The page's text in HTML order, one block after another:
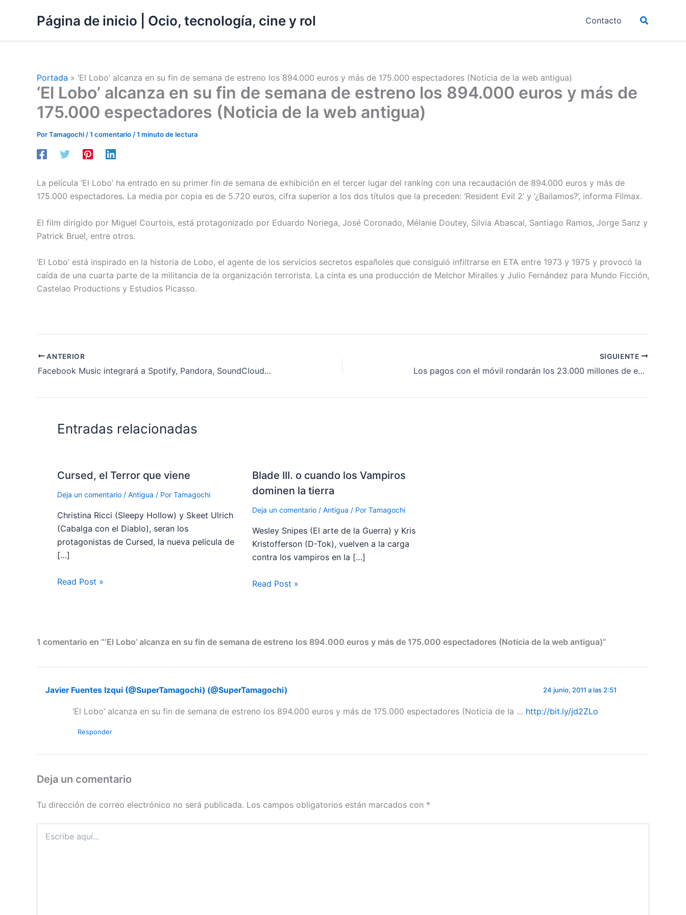
Página de inicio | Ocio, tecnología, cine y rol Contacto Buscar
Portada » ‘El Lobo’ alcanza en su fin de semana de estreno los 894.000 euros y más de 175.000 espectadores (Noticia de la web antigua)
‘El Lobo’ alcanza en su fin de semana de estreno los 894.000 euros y más de
175.000 espectadores (Noticia de la web antigua)
PorTamagochi /1 comentario /1 minuto de lectura
La película ‘El Lobo’ ha entrado en su primer fin de semana de exhibición en el tercer lugar del ranking con una recaudación de 894.000 euros y más de
175.000 espectadores. La media por copia es de 5.720 euros, cifra superior a los dos títulos que la preceden: ‘Resident Evil 2’ y ‘¿Bailamos?’, informa Filmax.
El film dirigido por Miguel Courtois, está protagonizado por Eduardo Noriega, José Coronado, Mélanie Doutey, Silvia Abascal, Santiago Ramos, Jorge Sanz y
Patrick Bruel, entre otros.
‘El Lobo’ está inspirado en la historia de Lobo, el agente de los servicios secretos españoles que consiguió infiltrarse en ETA entre 1973 y 1975 y provocó la
caída de una cuarta parte de la militancia de la organización terrorista. La cinta es una producción de Melchor Miralles y Julio Fernández para Mundo Ficción,
Castelao Productions y Estudios Picasso.
ANTERIOR
Facebook Music integrará a Spotify, Pandora, SoundCloud e iTunes
SIGUIENTE
Los pagos con el móvil rondarán los 23.000 millones de euros en Europa para 2017
Entradas relacionadas
Cursed, el Terror que viene
Deja un comentario / Antigua / Por Tamagochi
Christina Ricci (Sleepy Hollow) y Skeet Ulrich
(Cabalga con el Diablo), seran los
protagonistas de Cursed, la nueva pelicula de
[…]
Read Post »
Blade III. o cuando los Vampiros
dominen la tierra
Deja un comentario / Antigua / Por Tamagochi
Wesley Snipes (El arte de la Guerra) y Kris
Kristofferson (D-Tok), vuelven a la carga
contra los vampiros en la […]
Read Post »
1 comentario en “‘El Lobo’ alcanza en su fin de semana de estreno los 894.000 euros y más de 175.000 espectadores (Noticia de la web antigua)”
Javier Fuentes Izqui (@SuperTamagochi) (@SuperTamagochi) 24 junio, 2011 a las 2:51
‘El Lobo’ alcanza en su fin de semana de estreno los 894.000 euros y más de 175.000 espectadores (Noticia de la … http://bit.ly/jd2ZLo
Responder
Deja un comentario
Tu dirección de correo electrónico no será publicada. Los campos obligatorios están marcados con *
aquí...